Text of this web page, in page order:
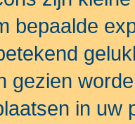
bepaalde
gezien
in uw